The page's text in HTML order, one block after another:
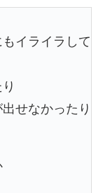
イライラして
せなかったり